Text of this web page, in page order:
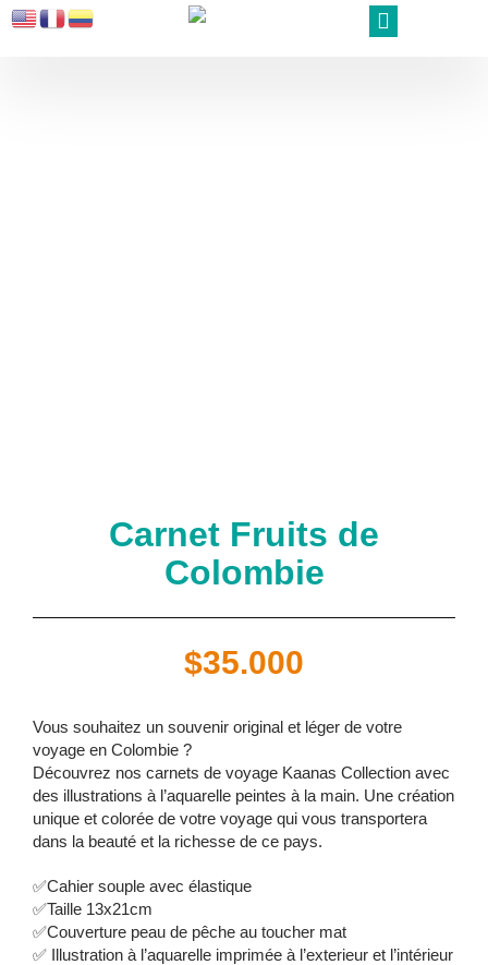
Carnet Fruits de
Colombie
$35.000
Vous souhaitez un souvenir original et léger de votre
voyage en Colombie ?
Découvrez nos carnets de voyage Kaanas Collection avec
des illustrations à l’aquarelle peintes à la main. Une création
unique et colorée de votre voyage qui vous transportera
dans la beauté et la richesse de ce pays.
✅Cahier souple avec élastique
✅Taille 13x21cm
✅Couverture peau de pêche au toucher mat
✅ Illustration à l’aquarelle imprimée à l’exterieur et l’intérieur